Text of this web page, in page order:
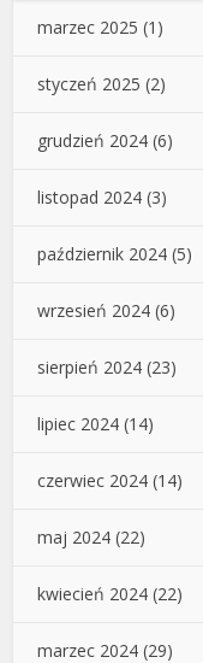
marzec 2025 (1)
styczeń 2025 (2)
grudzień 2024 (6)
listopad 2024 (3)
październik 2024 (5)
wrzesień 2024 (6)
sierpień 2024 (23)
lipiec 2024 (14)
czerwiec 2024 (14)
maj 2024 (22)
kwiecień 2024 (22)
marzec 2024 (29)